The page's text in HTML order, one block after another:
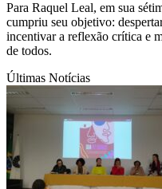
Para Raquel Leal, em sua
cumpriu seu objetivo:
incentivar a reflexão crítica e
de todos.
Últimas Notícias